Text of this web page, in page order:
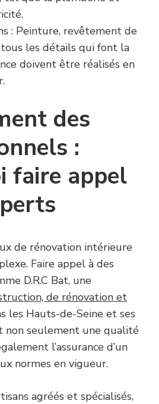
: Peinture, revêtement de
les détails qui font la
doivent être réalisés en
des
:
faire appel
de rénovation intérieure
Faire appel à des
D.R.C Bat, une
de rénovation et
les Hauts-de-Seine et ses
non seulement une qualité
l’assurance d’un
normes en vigueur.
agréés et spécialisés,